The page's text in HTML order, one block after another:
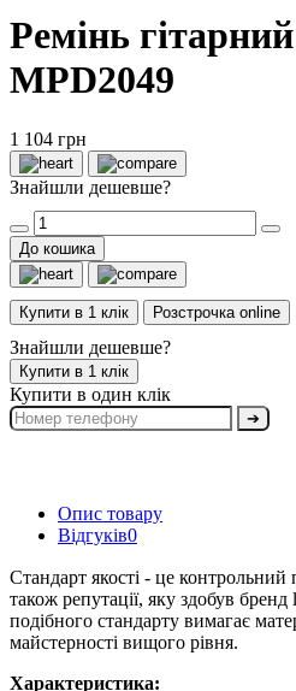
Ремінь
MPD2049
1 104 грн
Знайшли дешевше?
До кошика
Купити в 1 клік Розстрочка online
Знайшли дешевше?
Купити в 1 клік
Купити в один клік
➔
Опис товару
Відгуків0
Стандарт якості - це
також репутації, яку здобув бренд
подібного стандарту вимагає
майстерності вищого рівня.
Характеристика: